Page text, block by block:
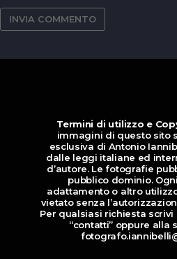
Termini di utilizzo e
immagini di questo sito
esclusiva di Antonio
dalle leggi italiane ed
d’autore. Le fotografie
pubblico dominio.
adattamento o altro
vietato senza
Per qualsiasi richiesta
“contatti” oppure alla